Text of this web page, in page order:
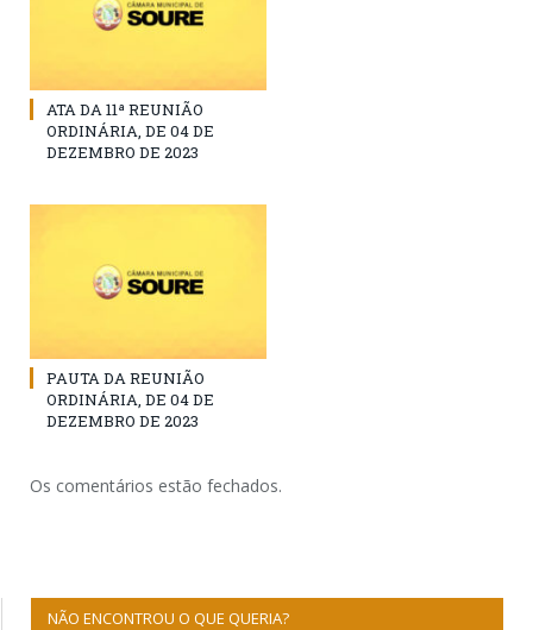
ATA DA 11ª REUNIÃO
ORDINÁRIA, DE 04 DE
DEZEMBRO DE 2023
PAUTA DA REUNIÃO
ORDINÁRIA, DE 04 DE
DEZEMBRO DE 2023
Os comentários estão fechados.
NÃO ENCONTROU O QUE QUERIA?